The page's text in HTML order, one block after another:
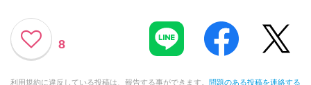
8
利用規約に違反している投稿は、報告する事ができます。 問題のある投稿を連絡する